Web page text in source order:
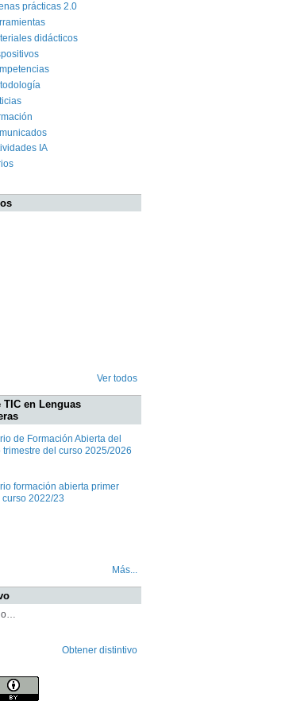
prácticas 2.0
didácticos
IA
Ver todos
TIC en Lenguas
de Formación Abierta del
trimestre del curso 2025/2026
formación abierta primer
curso 2022/23
Más...
Obtener distintivo